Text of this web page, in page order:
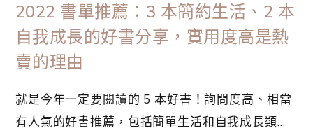
2022 書單推薦：3 本簡約生活、2 本
自我成長的好書分享，實用度高是熱
賣的理由
就是今年一定要閱讀的 5 本好書！詢問度高、相當
有人氣的好書推薦，包括簡單生活和自我成長類